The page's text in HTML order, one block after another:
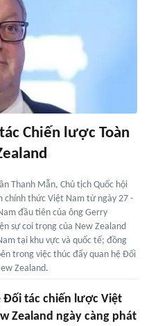
Chiến lược Toàn
Thanh Mẫn, Chủ tịch Quốc hội
chính thức Việt Nam từ ngày 27 -
đầu tiên của ông Gerry
sự coi trọng của New Zealand
tại khu vực và quốc tế; đồng
trong việc thúc đẩy quan hệ Đối
Zealand.
Đối tác chiến lược Việt
Zealand ngày càng phát